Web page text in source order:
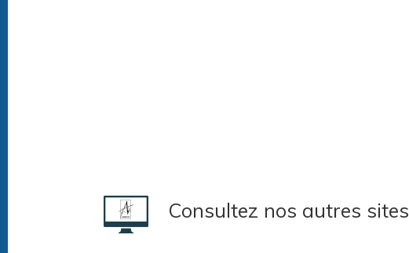
Consultez nos autres sites